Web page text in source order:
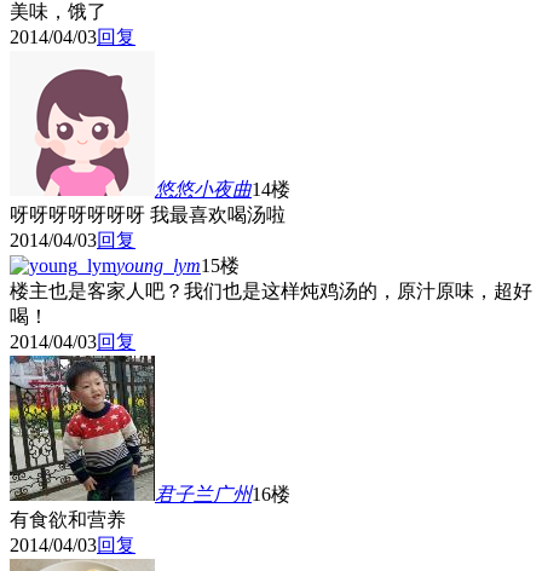
美味，饿了
2014/04/03回复
悠悠小夜曲14楼
呀呀呀呀呀呀呀 我最喜欢喝汤啦
2014/04/03回复
young_lym15楼
楼主也是客家人吧？我们也是这样炖鸡汤的，原汁原味，超好
喝！
2014/04/03回复
君子兰广州16楼
有食欲和营养
2014/04/03回复